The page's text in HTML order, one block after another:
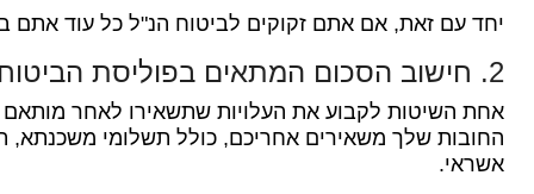
יחד עם זאת, אם אתם זקוקים לביטוח הנ"ל כל עוד אתם
2. חישוב הסכום המתאים בפוליסת הביטוח
אחת השיטות לקבוע את העלויות שתשאירו לאחר
החובות שלך משאירים אחריכם, כולל תשלומי משכנתא,
אשראי.